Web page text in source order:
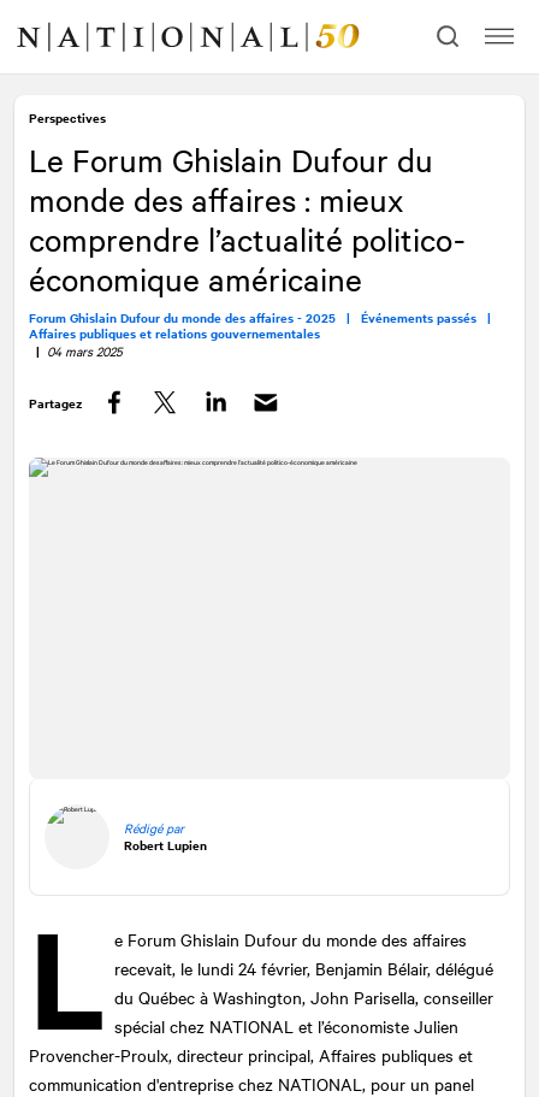
contenu
navigation
Perspectives
Le Forum Ghislain Dufour du
monde des affaires : mieux
comprendre l’actualité politico-
économique américaine
Forum Ghislain Dufour du monde des affaires - 2025 | Événements passés |
Affaires publiques et relations gouvernementales
| 04 mars 2025
Partagez
Rédigé par
Robert Lupien
L e Forum Ghislain Dufour du monde des affaires
recevait, le lundi 24 février, Benjamin Bélair, délégué
du Québec à Washington, John Parisella, conseiller
spécial chez NATIONAL et l’économiste Julien
Provencher-Proulx, directeur principal, Affaires publiques et
communication d'entreprise chez NATIONAL, pour un panel